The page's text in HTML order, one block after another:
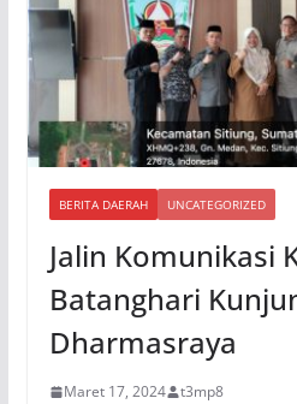
BERITA DAERAH UNCATEGORIZED
Jalin Komunikasi
Batanghari
Dharmasraya
Maret 17, 2024 t3mp8